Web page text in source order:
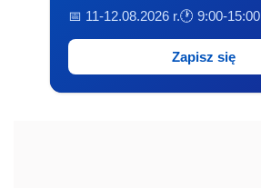
📅 11-12.08.2026 r.🕐 9:00-15:00
Zapisz się